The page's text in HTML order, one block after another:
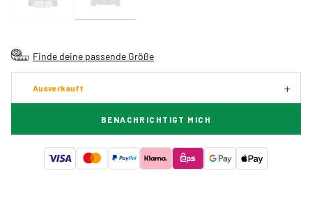
Finde deine passende Größe
Ausverkauft
BENACHRICHTIGT MICH